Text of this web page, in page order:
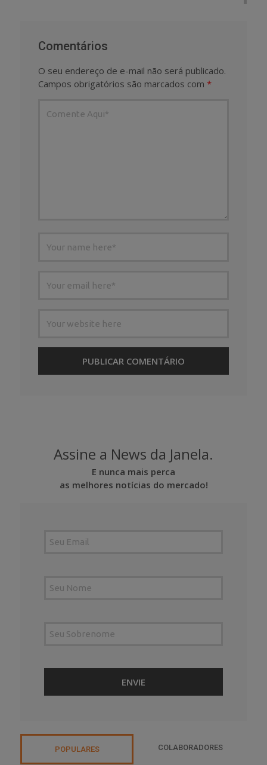
Comentários
O seu endereço de e-mail não será publicado.
Campos obrigatórios são marcados com *
Assine a News da Janela.
E nunca mais perca
as melhores notícias do mercado!
POPULARES COLABORADORES